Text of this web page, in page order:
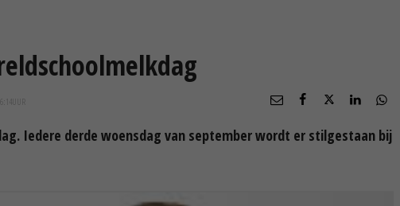
Iedere derde woensdag van september wordt er stilgestaan bij